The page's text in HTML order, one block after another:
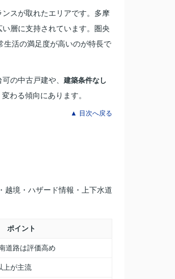
スが取れたエリアです。多摩
層に支持されています。圏央
生活の満足度が高いのが特長で
の中古戸建や、 建築条件なし
わる傾向にあります。
▲ 目次へ戻る
越境・ハザード情報・上下水道
ポイント
道路は評価高め
上が主流